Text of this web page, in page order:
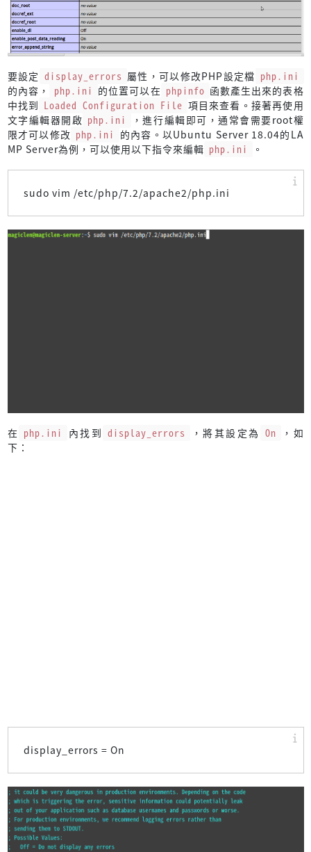
要設定 display_errors 屬性，可以修改PHP設定檔 php.ini
的內容，
php.ini 的位置可以在 phpinfo 函數產生出來的表格
中找到 Loaded Configuration File 項目來查看。接著再使用
文字編輯器開啟 php.ini
，進行編輯即可，通常會需要root權
限才可以修改 php.ini 的內容。以Ubuntu Server 18.04的LA
MP Server為例，可以使用以下指令來編輯 php.ini 。
sudo vim /etc/php/7.2/apache2/php.ini
在 php.ini 內找到 display_errors ，將其設定為 On
，如
下：
display_errors = On